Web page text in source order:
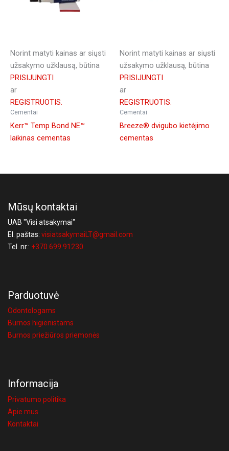
Norint matyti kainas ar siųsti
užsakymo užklausą, būtina
PRISIJUNGTI
ar
REGISTRUOTIS.
Cementai
Kerr™ Temp Bond NE™
laikinas cementas
Norint matyti kainas ar siųsti
užsakymo užklausą, būtina
PRISIJUNGTI
ar
REGISTRUOTIS.
Cementai
Breeze® dvigubo kietėjimo
cementas
Mūsų kontaktai
UAB "Visi atsakymai"
El. paštas: visiatsakymaiLT@gmail.com
Tel. nr.: +370 699 91230
Parduotuvė
Odontologams
Burnos higienistams
Burnos priežiūros priemonės
Informacija
Privatumo politika
Apie mus
Kontaktai